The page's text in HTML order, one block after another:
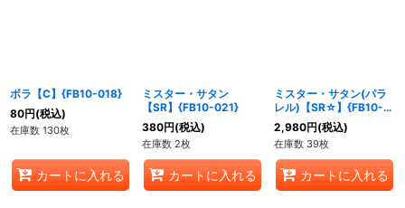
ボラ【C】{FB10-018}
80円(税込)
在庫数 130枚
カートに入れる
ミスター・サタン
【SR】{FB10-021}
380円(税込)
在庫数 2枚
カートに入れる
ミスター・サタン(パラ
レル)【SR☆】{FB10-
021}
2,980円(税込)
在庫数 39枚
カートに入れる